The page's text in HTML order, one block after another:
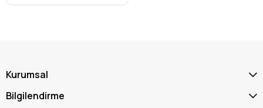
Kurumsal
Bilgilendirme